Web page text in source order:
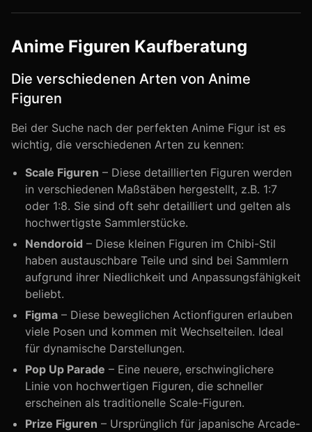
Anime Figuren Kaufberatung
Die verschiedenen Arten von Anime
Figuren
Bei der Suche nach der perfekten Anime Figur ist es
wichtig, die verschiedenen Arten zu kennen:
Scale Figuren – Diese detaillierten Figuren werden
in verschiedenen Maßstäben hergestellt, z.B. 1:7
oder 1:8. Sie sind oft sehr detailliert und gelten als
hochwertigste Sammlerstücke.
Nendoroid – Diese kleinen Figuren im Chibi-Stil
haben austauschbare Teile und sind bei Sammlern
aufgrund ihrer Niedlichkeit und Anpassungsfähigkeit
beliebt.
Figma – Diese beweglichen Actionfiguren erlauben
viele Posen und kommen mit Wechselteilen. Ideal
für dynamische Darstellungen.
Pop Up Parade – Eine neuere, erschwinglichere
Linie von hochwertigen Figuren, die schneller
erscheinen als traditionelle Scale-Figuren.
Prize Figuren – Ursprünglich für japanische Arcade-